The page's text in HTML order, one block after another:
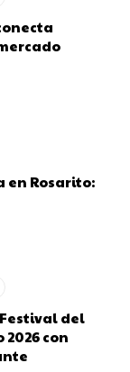
en Rosarito:
del
2026 con